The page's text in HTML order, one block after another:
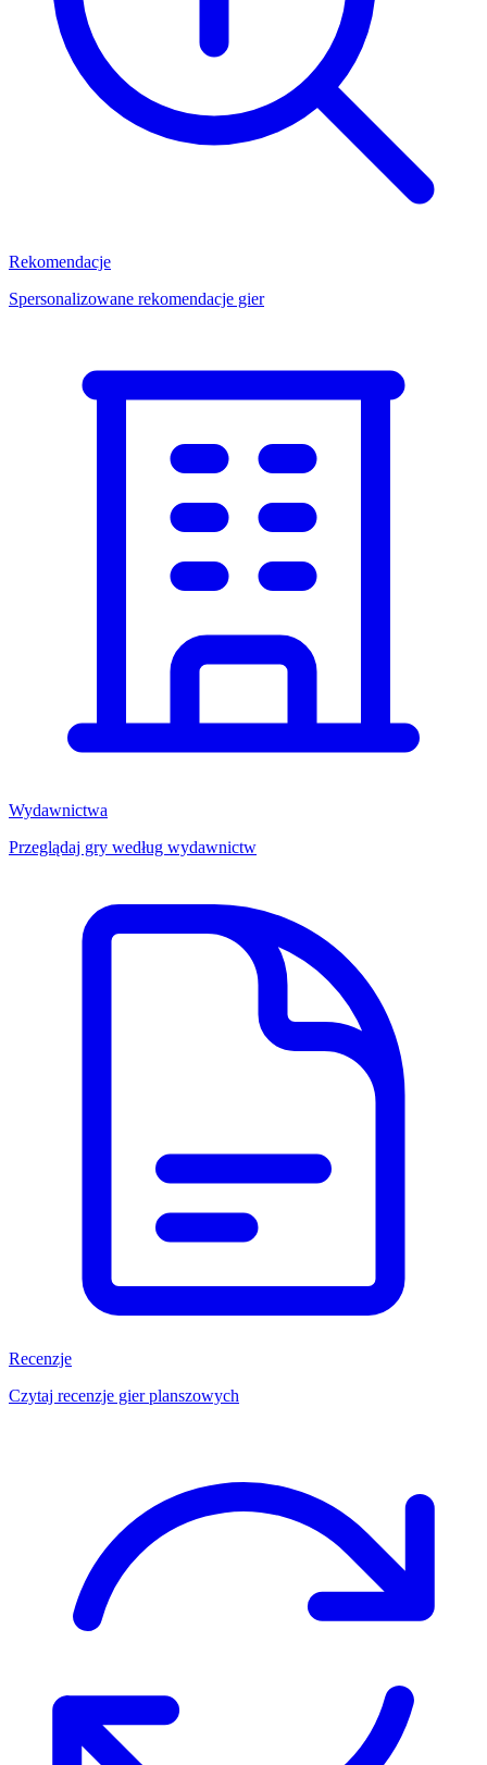
Rekomendacje
Spersonalizowane rekomendacje gier
Wydawnictwa
Przeglądaj gry według wydawnictw
Recenzje
Czytaj recenzje gier planszowych